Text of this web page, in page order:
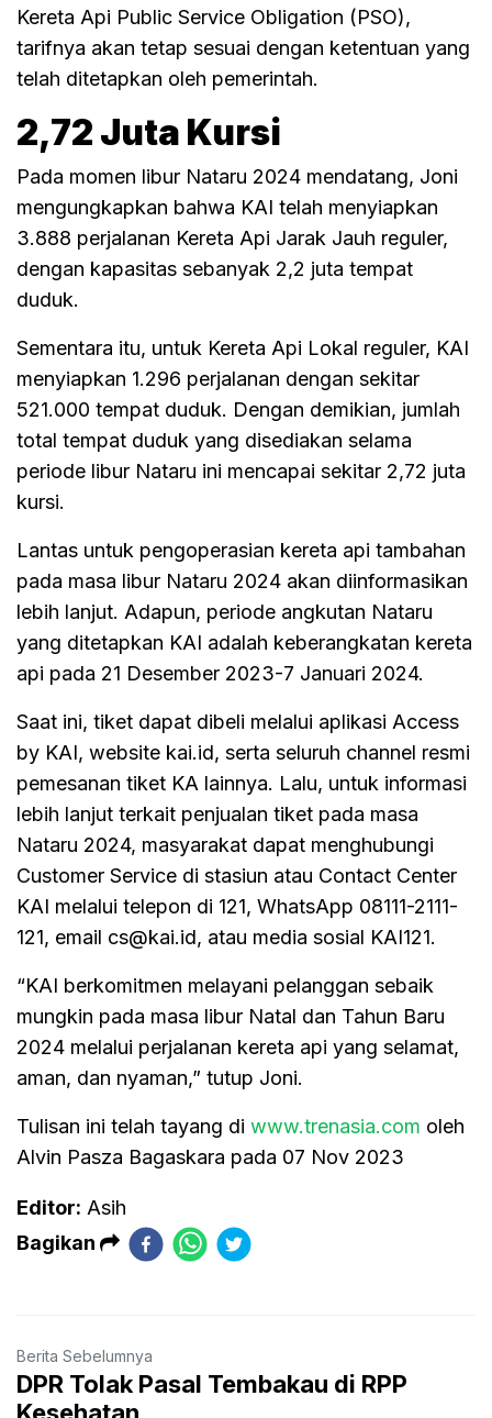
Kereta Api Public Service Obligation (PSO),
tarifnya akan tetap sesuai dengan ketentuan yang
telah ditetapkan oleh pemerintah.
2,72 Juta Kursi
Pada momen libur Nataru 2024 mendatang, Joni
mengungkapkan bahwa KAI telah menyiapkan
3.888 perjalanan Kereta Api Jarak Jauh reguler,
dengan kapasitas sebanyak 2,2 juta tempat
duduk.
Sementara itu, untuk Kereta Api Lokal reguler, KAI
menyiapkan 1.296 perjalanan dengan sekitar
521.000 tempat duduk. Dengan demikian, jumlah
total tempat duduk yang disediakan selama
periode libur Nataru ini mencapai sekitar 2,72 juta
kursi.
Lantas untuk pengoperasian kereta api tambahan
pada masa libur Nataru 2024 akan diinformasikan
lebih lanjut. Adapun, periode angkutan Nataru
yang ditetapkan KAI adalah keberangkatan kereta
api pada 21 Desember 2023-7 Januari 2024.
Saat ini, tiket dapat dibeli melalui aplikasi Access
by KAI, website kai.id, serta seluruh channel resmi
pemesanan tiket KA lainnya. Lalu, untuk informasi
lebih lanjut terkait penjualan tiket pada masa
Nataru 2024, masyarakat dapat menghubungi
Customer Service di stasiun atau Contact Center
KAI melalui telepon di 121, WhatsApp 08111-2111-
121, email cs@kai.id, atau media sosial KAI121.
“KAI berkomitmen melayani pelanggan sebaik
mungkin pada masa libur Natal dan Tahun Baru
2024 melalui perjalanan kereta api yang selamat,
aman, dan nyaman,” tutup Joni.
Tulisan ini telah tayang di www.trenasia.com oleh
Alvin Pasza Bagaskara pada 07 Nov 2023
Editor: Asih
Bagikan
Berita Sebelumnya
DPR Tolak Pasal Tembakau di RPP